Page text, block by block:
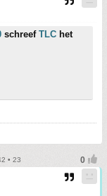
schreef TLC het
• 23